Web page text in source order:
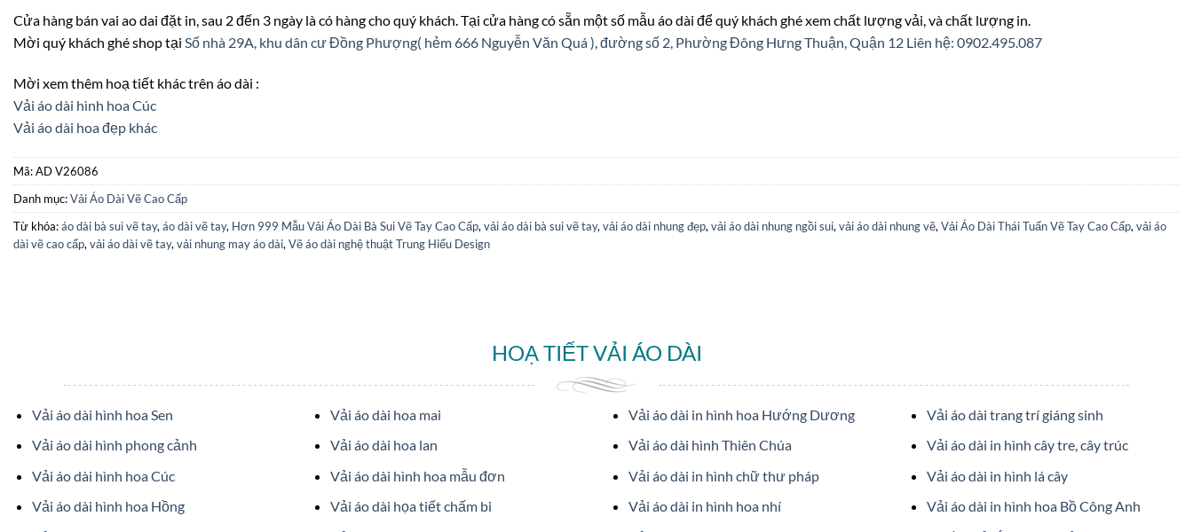
Cửa hàng bán vai ao dai đặt in, sau 2 đến 3 ngày là có hàng cho quý khách. Tại cửa hàng có sẵn một số mẫu áo dài để quý khách ghé xem chất lượng vải, và chất lượng in.
Mời quý khách ghé shop tại Số nhà 29A, khu dân cư Đồng Phượng( hẻm 666 Nguyễn Văn Quá ), đường số 2, Phường Đông Hưng Thuận, Quận 12 Liên hệ: 0902.495.087
Mời xem thêm hoạ tiết khác trên áo dài :
Vải áo dài hình hoa Cúc
Vải áo dài hoa đẹp khác
Mã:AD V26086
Danh mục:Vải Áo Dài Vẽ Cao Cấp
Từ khóa:áo dài bà sui vẽ tay, áo dài vẽ tay, Hơn 999 Mẫu Vải Áo Dài Bà Sui Vẽ Tay Cao Cấp, vải áo dài bà sui vẽ tay, vải áo dài nhung đẹp, vải áo dài nhung ngồi sui, vải áo dài nhung vẽ, Vải Áo Dài Thái Tuấn Vẽ Tay Cao Cấp, vải áo
dài vẽ cao cấp, vải áo dài vẽ tay, vải nhung may áo dài, Vẽ áo dài nghệ thuật Trung Hiếu Design
HOẠ TIẾT VẢI ÁO DÀI
Vải áo dài hình hoa Sen
Vải áo dài hình phong cảnh
Vải áo dài hình hoa Cúc
Vải áo dài hình hoa Hồng
Vải áo dài hoa mai
Vải áo dài hoa lan
Vải áo dài hình hoa mẫu đơn
Vải áo dài họa tiết chấm bi
Vải áo dài in hình hoa Hướng Dương
Vải áo dài hình Thiên Chúa
Vải áo dài in hình chữ thư pháp
Vải áo dài in hình hoa nhí
Vải áo dài trang trí giáng sinh
Vải áo dài in hình cây tre, cây trúc
Vải áo dài in hình lá cây
Vải áo dài in hình hoa Bồ Công Anh